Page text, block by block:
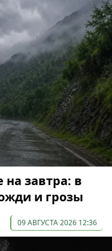
завтра: в
и грозы
09 АВГУСТА 2026 12:36